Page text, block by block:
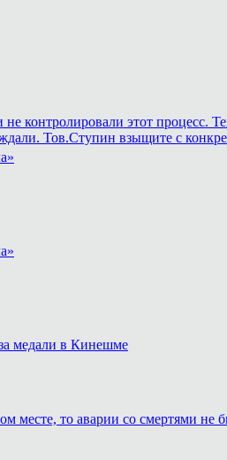
контролировали этот
Тов.Ступин взыщите с
медали в Кинешме
месте, то аварии со смертями не